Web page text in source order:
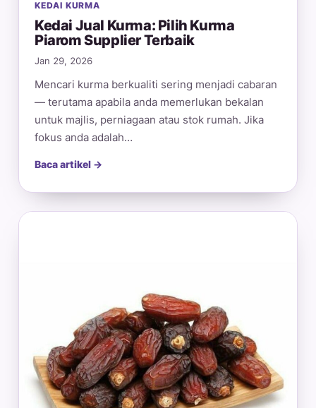
KEDAI KURMA
Kedai Jual Kurma: Pilih Kurma
Piarom Supplier Terbaik
Jan 29, 2026
Mencari kurma berkualiti sering menjadi cabaran
— terutama apabila anda memerlukan bekalan
untuk majlis, perniagaan atau stok rumah. Jika
fokus anda adalah…
Baca artikel →